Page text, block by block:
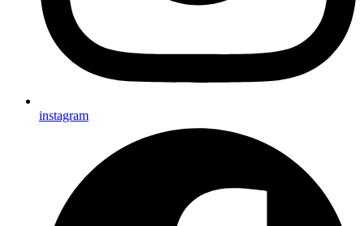
instagram